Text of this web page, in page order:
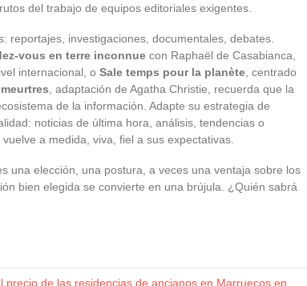
frutos del trabajo de equipos editoriales exigentes.
reportajes, investigaciones, documentales, debates.
vous en terre inconnue con Raphaël de Casabianca,
internacional, o Sale temps pour la planète , centrado
, adaptación de Agatha Christie, recuerda que la
de la información. Adapte su estrategia de
noticias de última hora, análisis, tendencias o
a medida, viva, fiel a sus expectativas.
una elección, una postura, a veces una ventaja sobre los
bien elegida se convierte en una brújula. ¿Quién sabrá
precio de las residencias de ancianos en Marruecos en